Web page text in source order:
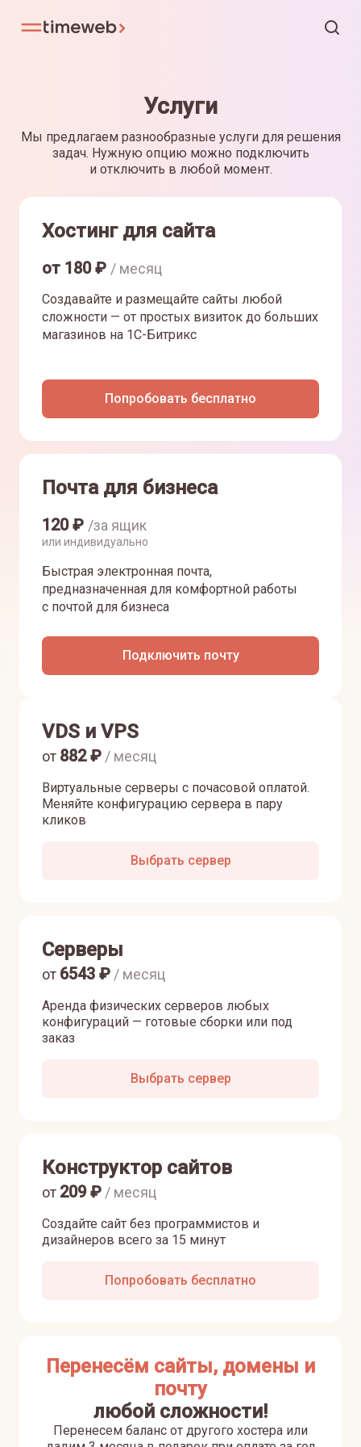
Услуги
Мы предлагаем разнообразные услуги для решения
задач. Нужную опцию можно подключить
и отключить в любой момент.
Хостинг для сайта
от 180₽ / месяц
Создавайте и размещайте сайты любой
сложности — от простых визиток до больших
магазинов на 1С-Битрикс
Попробовать бесплатно
Почта для бизнеса
120₽ /за ящик
или индивидуально
Быстрая электронная почта,
предназначенная для комфортной работы
с почтой для бизнеса
Подключить почту
VDS и VPS
Виртуальные серверы с почасовой оплатой.
Меняйте конфигурацию сервера в пару
кликов
от 882₽ / месяц
Выбрать сервер
Серверы
Аренда физических серверов любых
конфигураций — готовые сборки или под
заказ
от 6543 ₽ / месяц
Выбрать сервер
Конструктор сайтов
Создайте сайт без программистов и
дизайнеров всего за 15 минут
от 209₽ / месяц
Попробовать бесплатно
Перенесём сайты, домены и
почту
любой сложности!
Перенесем баланс от другого хостера или